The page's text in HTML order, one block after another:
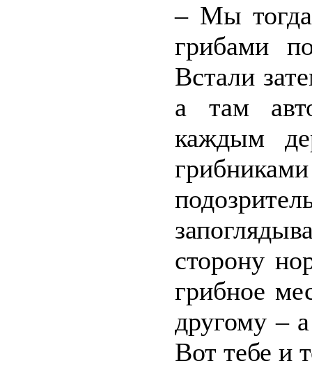
– Мы тогда
грибами
Встали
а там
каждым
сторону
грибное
другому –
Вот тебе и